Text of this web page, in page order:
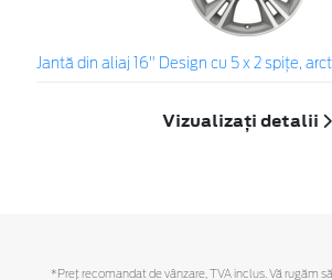
Jantă din aliaj 16" Design cu 5 x 2 spiţe,
Vizualizați detalii
*Preţ recomandat de vânzare, TVA inclus. Vă rugăm